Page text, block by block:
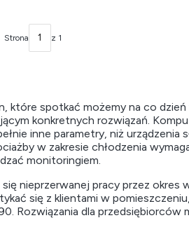
Strona z 1
które spotkać możemy na co
konkretnych rozwiązań.
inne parametry, niż urządzenia
w zakresie chłodzenia
monitoringiem.
nieprzerwanej pracy przez okres
się z klientami w
Rozwiązania dla przedsiębiorców